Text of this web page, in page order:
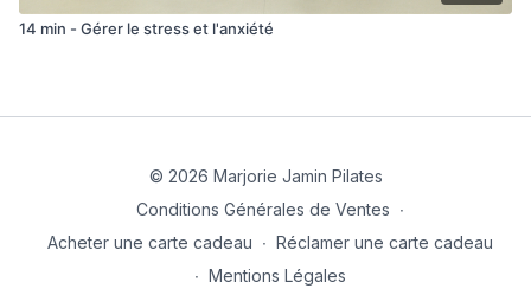
14 min - Gérer le stress et l'anxiété
© 2026 Marjorie Jamin Pilates
Conditions Générales de Ventes ∙
Acheter une carte cadeau ∙ Réclamer une carte cadeau
∙ Mentions Légales